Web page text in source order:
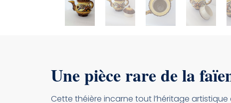
Une pièce rare de la
Cette théière incarne tout l’héritage